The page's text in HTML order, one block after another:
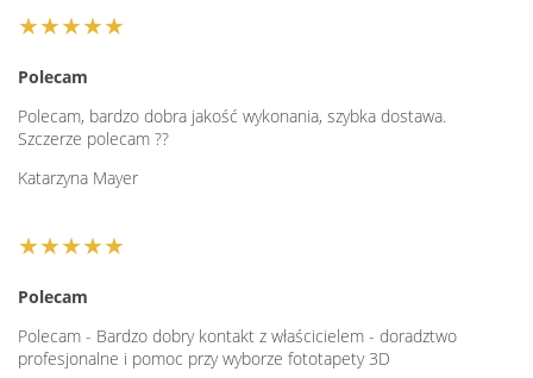
★★★★★
Polecam
Polecam, bardzo dobra jakość wykonania, szybka dostawa.
Szczerze polecam ??
Katarzyna Mayer
★★★★★
Polecam
Polecam - Bardzo dobry kontakt z właścicielem - doradztwo
profesjonalne i pomoc przy wyborze fototapety 3D